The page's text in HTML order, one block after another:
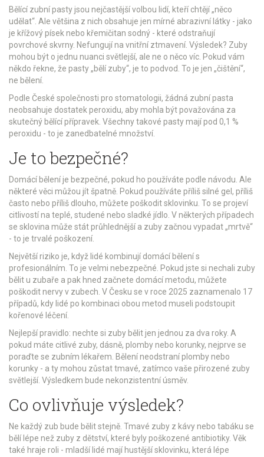
Bělící zubní pasty jsou nejčastější volbou lidí, kteří chtějí „něco
udělat“. Ale většina z nich obsahuje jen mírné abrazivní látky - jako
je křížový písek nebo křemičitan sodný - které odstraňují
povrchové skvrny. Nefungují na vnitřní ztmavení. Výsledek? Zuby
mohou být o jednu nuanci světlejší, ale ne o něco víc. Pokud vám
někdo řekne, že pasty „bělí zuby“, je to podvod. To je jen „čištění“,
ne bělení.
Podle České společnosti pro stomatologii, žádná zubní pasta
neobsahuje dostatek peroxidu, aby mohla být považována za
skutečný bělící přípravek. Všechny takové pasty mají pod 0,1 %
peroxidu - to je zanedbatelné množství.
Je to bezpečné?
Domácí bělení je bezpečné, pokud ho používáte podle návodu. Ale
některé věci můžou jít špatně. Pokud používáte příliš silné gel, příliš
často nebo příliš dlouho, můžete poškodit sklovinku. To se projeví
citlivostí na teplé, studené nebo sladké jídlo. V některých případech
se sklovina může stát průhlednější a zuby začnou vypadat „mrtvě“
- to je trvalé poškození.
Největší riziko je, když lidé kombinují domácí bělení s
profesionálním. To je velmi nebezpečné. Pokud jste si nechali zuby
bělit u zubaře a pak hned začnete domácí metodu, můžete
poškodit nervy v zubech. V Česku se v roce 2025 zaznamenalo 17
případů, kdy lidé po kombinaci obou metod museli podstoupit
kořenové léčení.
Nejlepší pravidlo: nechte si zuby bělit jen jednou za dva roky. A
pokud máte citlivé zuby, dásně, plomby nebo korunky, nejprve se
poraďte se zubním lékařem. Bělení neodstraní plomby nebo
korunky - a ty mohou zůstat tmavé, zatímco vaše přirozené zuby
světlejší. Výsledkem bude nekonzistentní úsměv.
Co ovlivňuje výsledek?
Ne každý zub bude bělit stejně. Tmavé zuby z kávy nebo tabáku se
bělí lépe než zuby z dětství, které byly poškozené antibiotiky. Věk
také hraje roli - mladší lidé mají hustější sklovinku, která lépe